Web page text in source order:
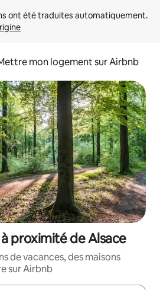
mon logement sur Airbnb
proximité de Alsace
de vacances, des maisons
sur Airbnb